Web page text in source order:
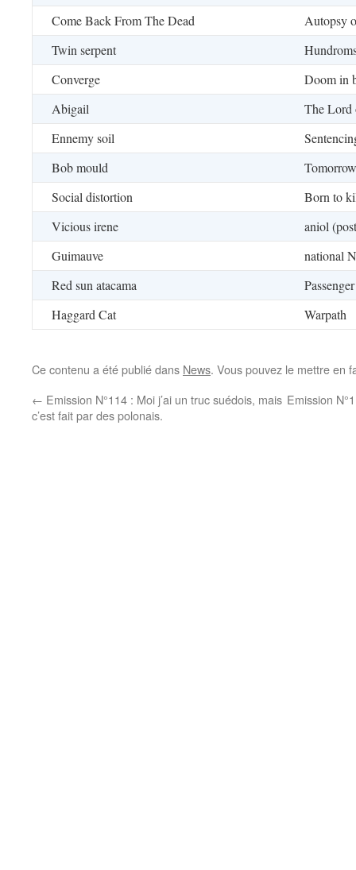
Come Back From The Dead
Autopsy
Twin serpent
Converge
Doom in
Abigail
The Lord
Ennemy soil
Bob mould
Social distortion
Born to
Vicious irene
aniol
Guimauve
national N
Red sun atacama
Passenger
Haggard Cat
Warpath
Ce contenu a été publié dans News. Vous pouvez le mettre en
← Emission N°114 : Moi j’ai un truc suédois, mais
c’est fait par des polonais.
Emission